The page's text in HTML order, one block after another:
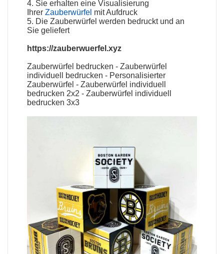
4. Sie erhalten eine Visualisierung
IhrerZauberwürfel mit Aufdruck
5. DieZauberwürfel werden bedruckt und an
Sie geliefert
https://zauberwuerfel.xyz
Zauberwürfel bedrucken -Zauberwürfel
individuell bedrucken - Personalisierter
Zauberwürfel -Zauberwürfel individuell
bedrucken 2x2 -Zauberwürfel individuell
bedrucken 3x3